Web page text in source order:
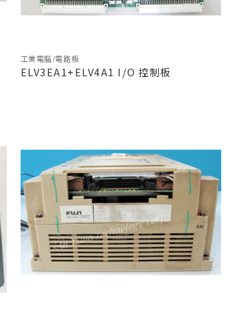
工業電腦/電路板
ELV3EA1+ELV4A1 I/O 控制板